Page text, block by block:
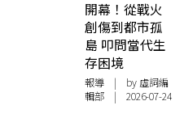
開幕！從戰火
創傷到都市孤
島 叩問當代生
存困境
報導 | by 虛詞編
輯部 | 2026-07-24